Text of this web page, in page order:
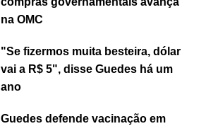
na OMC
"Se fizermos muita besteira, dólar
vai a R$ 5", disse Guedes há um
ano
Guedes defende vacinação em